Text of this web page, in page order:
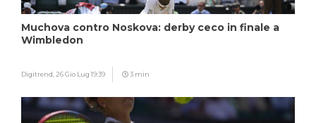
Muchova contro Noskova: derby ceco in finale a
Wimbledon
Digitrend, 26 Gio Lug 19:39 3 min